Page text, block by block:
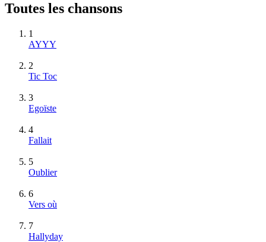
Toutes les chansons
1
AYYY
2
Tic Toc
3
Egoïste
4
Fallait
5
Oublier
6
Vers où
7
Hallyday